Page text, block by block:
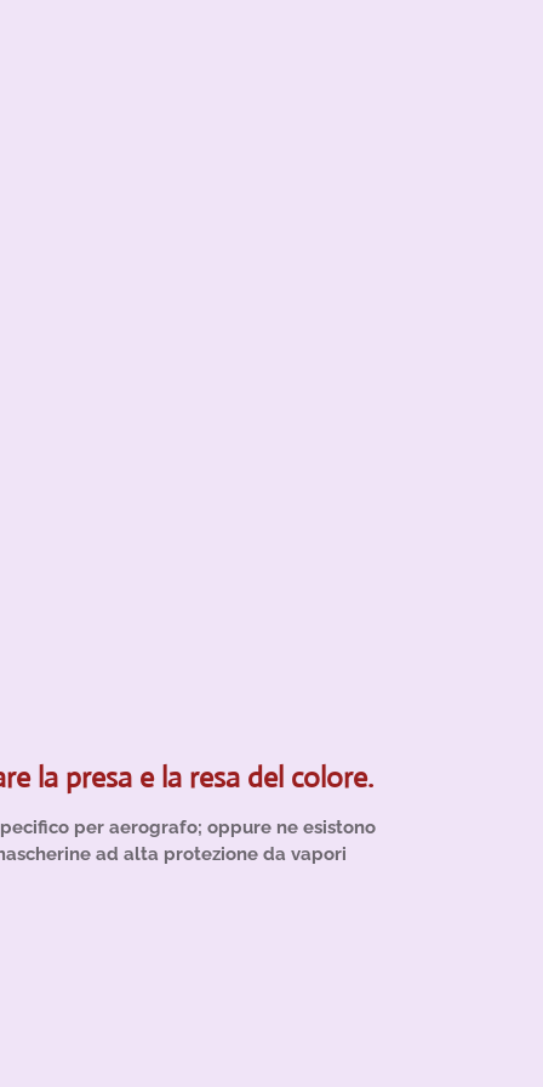
la presa e la resa del colore.
per aerografo; oppure ne esistono
ad alta protezione da vapori